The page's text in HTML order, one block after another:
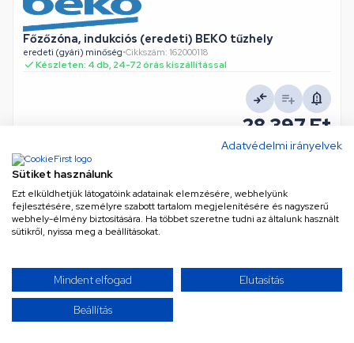
Adatvédelmi irányelvek
Sütiket használunk
Ezt elküldhetjük látogatóink adatainak elemzésére, webhelyünk
fejlesztésére, személyre szabott tartalom megjelenítésére és nagyszerű
webhely-élmény biztosítására. Ha többet szeretne tudni az általunk használt
sütikről, nyissa meg a beállításokat.
Mindent elfogad Elutasítás
Beállítás
Főzőzóna, indukciós (eredeti) BEKO tűzhely
eredeti (gyári) minőség•Cikkszám: 162000118
Készleten: 4 db, 24-72 órás kiszállítással
28 397 Ft
Nettó22 360 Ft